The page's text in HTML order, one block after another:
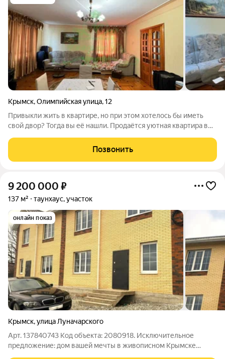
Крымск,Олимпийская улица,12
Привыкли жить в квартире, но при этом хотелось бы иметь
свой двор? Тогда вы её нашли. Продаётся уютная квартира в
Краснодарского края. В квартире просторная кухня, спальня и
большой зал с лоджией.
Позвонить
9 200 000 ₽
137 м² таунхаус, участок
онлайн показ
Крымск,улица Луначарского
Арт. 137840743 Код объекта: 2080918. Исключительное
предложение: дом вашей мечты в живописном Крымске